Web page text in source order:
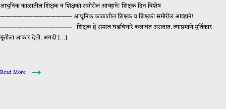
आधुनिक काळातील शिक्षक व शिक्षकां समोरील आव्हाने! शिक्षक दिन विशेष
————————————— आधुनिक काळातील शिक्षक व शिक्षकां समोरील आव्हाने!
————————————— शिक्षक हे समाज घडविणारे कलावंत असतात. ज्याप्रमाणे मूर्तिकार
मूर्तीला आकार देतो, अगदी […]
Read More